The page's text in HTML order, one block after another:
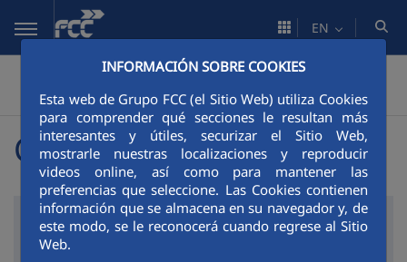
Skip to Main Content
INFORMACIÓN SOBRE COOKIES
Esta web de Grupo FCC (el Sitio Web) utiliza Cookies
para comprender qué secciones le resultan más
interesantes y útiles, securizar el Sitio Web,
mostrarle nuestras localizaciones y reproducir
videos online, así como para mantener las
preferencias que seleccione. Las Cookies contienen
información que se almacena en su navegador y, de
este modo, se le reconocerá cuando regrese al Sitio
Web.
EN
>Publications >Central America Bulletin
Bulletins 2015
Central America Bulletin
SEARCH FILTER